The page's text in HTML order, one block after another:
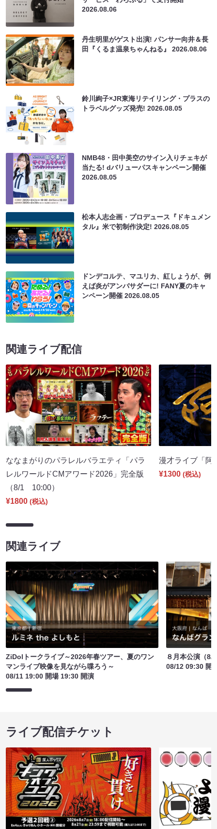
2026.08.06
丹生明里がゲスト出演! パンサー向井＆長
田『くるま温泉ちゃんねる』2026.08.06
鈴川絢子×JR東海リテイリング・プラスの
トラベルグッズ発売!2026.08.05
NMB48・田中美空のサイン入りチェキが
当たる! dバリューパスキャンペーン開催
2026.08.05
松本人志企画・プロデュース『ドキュメン
タル』米で初制作決定!2026.08.05
ドンデコルテ、マユリカ、紅しょうが、例
えば炎がアンバサダーに! FANY夏のキャ
ンペーン開催2026.08.05
関連ライブ配信
ななまがりのパラレルバラエティ「パラ
レルワールドCMアワード2026」完全版
（8/1 10:00）
¥1800 (税込)
漫才ライブ「
¥1300 (税込)
関連ライブ
ZiDolトークライブ～2026年春ツアー、夏のワン
マンライブ映像を見ながら喋ろう～
08/11 19:00 開場 19:30 開演
８月本公演（8/
08/12 09:30 開
ライブ配信チケット